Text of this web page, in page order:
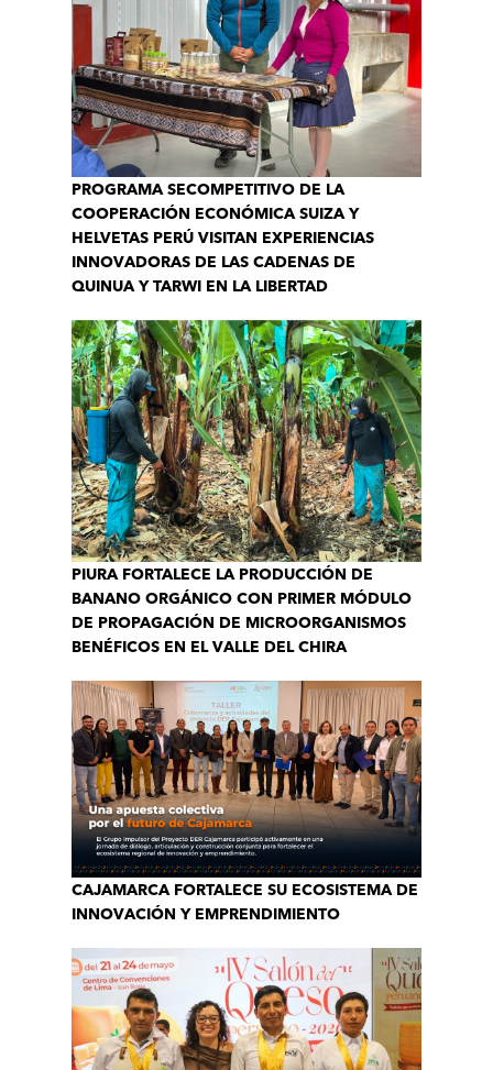
PROGRAMA SECOMPETITIVO DE LA
COOPERACIÓN ECONÓMICA SUIZA Y
HELVETAS PERÚ VISITAN EXPERIENCIAS
INNOVADORAS DE LAS CADENAS DE
QUINUA Y TARWI EN LA LIBERTAD
PIURA FORTALECE LA PRODUCCIÓN DE
BANANO ORGÁNICO CON PRIMER MÓDULO
DE PROPAGACIÓN DE MICROORGANISMOS
BENÉFICOS EN EL VALLE DEL CHIRA
CAJAMARCA FORTALECE SU ECOSISTEMA DE
INNOVACIÓN Y EMPRENDIMIENTO